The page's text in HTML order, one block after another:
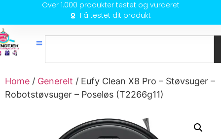
Over 1.000 produkter testet og vurderet
Få testet dit produkt
Home / Generelt / Eufy Clean X8 Pro – Støvsuger –
Robotstøvsuger – Poseløs (T2266g11)